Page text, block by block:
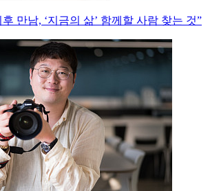
후 만남, ‘지금의 삶’ 함께할 사람 찾는 것”